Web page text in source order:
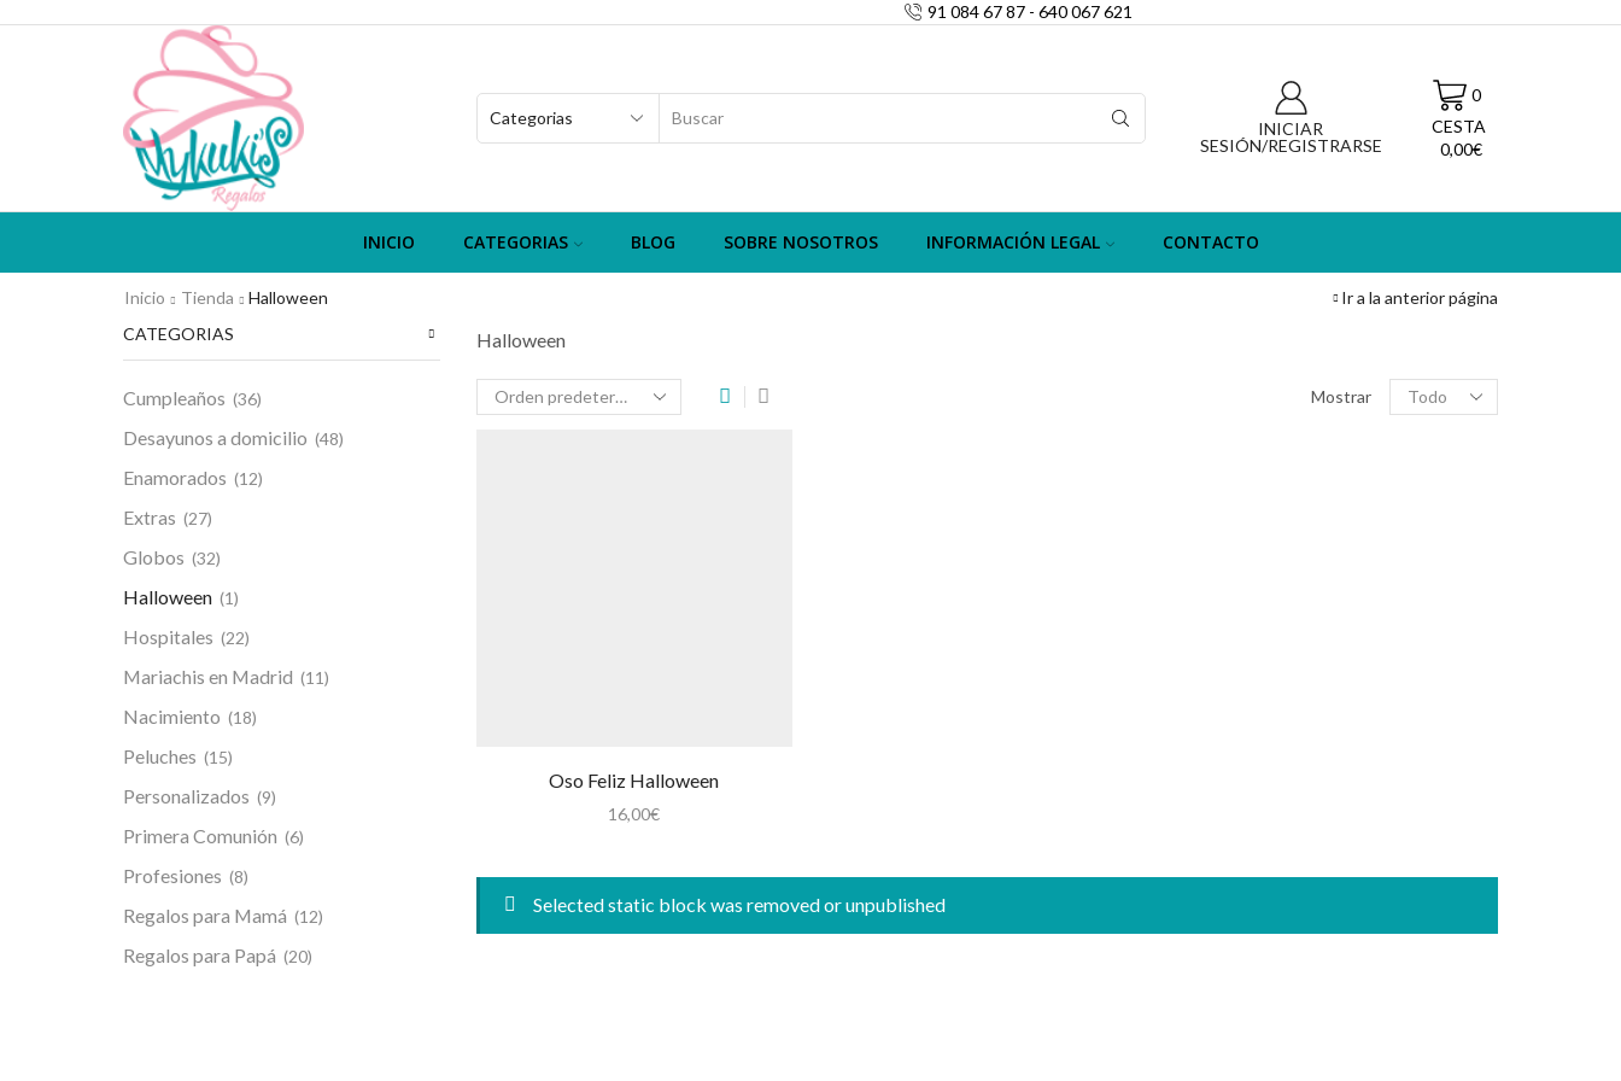
91 084 67 87 - 640 067 621
INICIAR
SESIÓN/REGISTRARSE
0
CESTA
0,00€
INICIO CATEGORIAS BLOG SOBRE NOSOTROS INFORMACIÓN LEGAL CONTACTO
Inicio Tienda Halloween Ir a la anterior página
Halloween
Mostrar
Filas
por
Oso Feliz Halloween
16,00€
Selected static block was removed or unpublished
CATEGORIAS
Cumpleaños (36)
Desayunos a domicilio (48)
Enamorados (12)
Extras (27)
Globos (32)
Halloween (1)
Hospitales (22)
Mariachis en Madrid (11)
Nacimiento (18)
Peluches (15)
Personalizados (9)
Primera Comunión (6)
Profesiones (8)
Regalos para Mamá (12)
Regalos para Papá (20)